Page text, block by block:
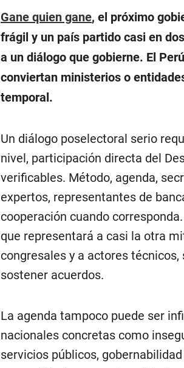
Gane quien gane, el próximo
frágil y un país partido casi en
a un diálogo que gobierne. El
conviertan ministerios o
temporal.
Un diálogo poselectoral serio
nivel, participación directa del
verificables. Método, agenda,
expertos, representantes de
cooperación cuando
que representará a casi la otra
congresales y a actores
sostener acuerdos.
La agenda tampoco puede ser
nacionales concretas como
servicios públicos,